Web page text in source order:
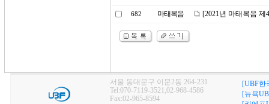
682 마태복음 [2021년 마태복음
서울 동대문구 이문2동 264-231
Tel:070-7119-3521,02-968-4586
Fax:02-965-8594
[UBF한
[뉴욕